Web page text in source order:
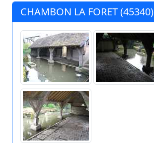
CHAMBON LA FORET (45340)